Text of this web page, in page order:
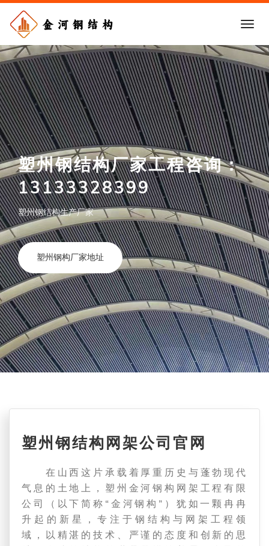
塑州钢结构厂家工程咨询：
13133328399
塑州钢结构生产厂家
塑州钢构厂家地址
塑州钢结构加工厂家：
13133328399
塑州钢构厂家报价合理
查看塑州钢构详情
塑州钢结构网架公司官网
在山西这片承载着厚重历史与蓬勃现代
气息的土地上，塑州金河钢构网架工程有限
公司（以下简称“金河钢构”）犹如一颗冉冉
升起的新星，专注于钢结构与网架工程领
域，以精湛的技术、严谨的态度和创新的思